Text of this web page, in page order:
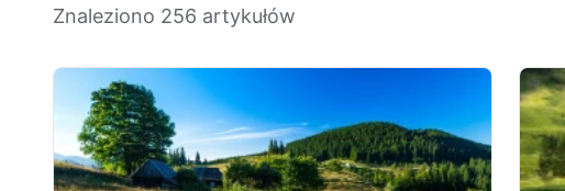
Znaleziono 256 artykułów